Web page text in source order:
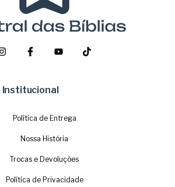
Institucional
Política de Entrega
Nossa História
Trocas e Devoluções
Política de Privacidade